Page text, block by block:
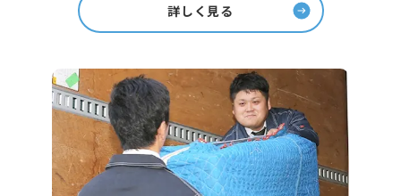
詳しく見る